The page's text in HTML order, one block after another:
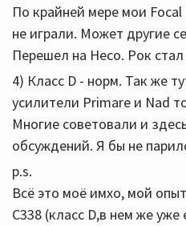
По крайней мере мои Focal
не играли. Может другие
Перешел на Heco. Рок
4) Класс D - норм. Так же
усилители Primare и Nad
Многие советовали и
обсуждений. Я бы не
p.s.
Всё это моё имхо, мой
C338 (класс D,в нем же